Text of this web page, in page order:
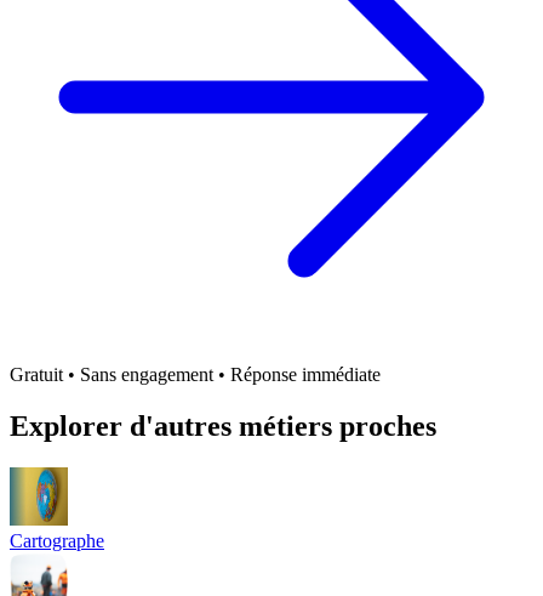
Gratuit • Sans engagement • Réponse immédiate
Explorer d'autres métiers proches
Cartographe